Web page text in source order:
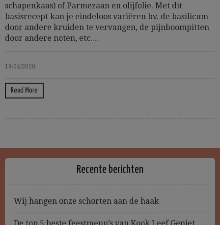
schapenkaas) of Parmezaan en olijfolie. Met dit
basisrecept kan je eindeloos variëren bv. de basilicum
door andere kruiden te vervangen, de pijnboompitten
door andere noten, etc....
18/04/2020
Read More
Recente berichten
Wij hangen onze schorten aan de haak